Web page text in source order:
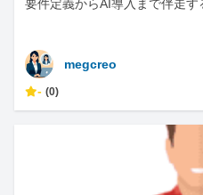
要件定義からAI導入まで伴走
megcreo
- (0)